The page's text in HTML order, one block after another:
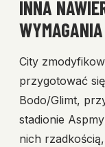
INNA
WYMAGANIA
City
przygotować
Bodo/Glimt,
stadionie
nich